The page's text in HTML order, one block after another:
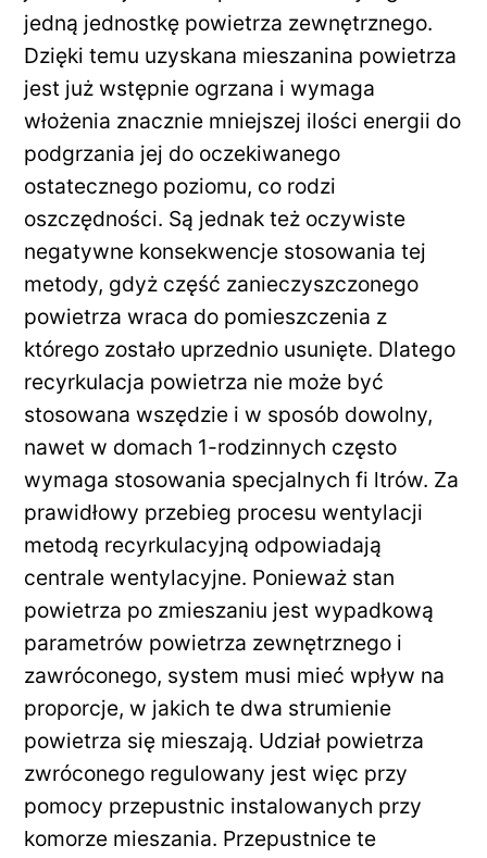
jedną jednostkę powietrza zewnętrznego.
Dzięki temu uzyskana mieszanina powietrza
jest już wstępnie ogrzana i wymaga
włożenia znacznie mniejszej ilości energii do
podgrzania jej do oczekiwanego
ostatecznego poziomu, co rodzi
oszczędności. Są jednak też oczywiste
negatywne konsekwencje stosowania tej
metody, gdyż część zanieczyszczonego
powietrza wraca do pomieszczenia z
którego zostało uprzednio usunięte. Dlatego
recyrkulacja powietrza nie może być
stosowana wszędzie i w sposób dowolny,
nawet w domach 1-rodzinnych często
wymaga stosowania specjalnych fi ltrów. Za
prawidłowy przebieg procesu wentylacji
metodą recyrkulacyjną odpowiadają
centrale wentylacyjne. Ponieważ stan
powietrza po zmieszaniu jest wypadkową
parametrów powietrza zewnętrznego i
zawróconego, system musi mieć wpływ na
proporcje, w jakich te dwa strumienie
powietrza się mieszają. Udział powietrza
zwróconego regulowany jest więc przy
pomocy przepustnic instalowanych przy
komorze mieszania. Przepustnice te